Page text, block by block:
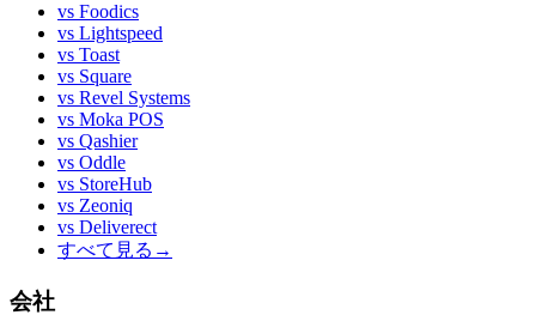
vs Foodics
vs Lightspeed
vs Toast
vs Square
vs Revel Systems
vs Moka POS
vs Qashier
vs Oddle
vs StoreHub
vs Zeoniq
vs Deliverect
すべて見る →
会社